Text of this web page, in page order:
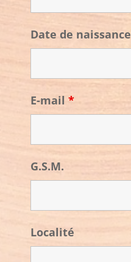
Date de naissance
E-mail *
G.S.M.
Localité